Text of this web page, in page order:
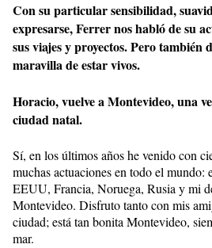
Con su particular sensibilidad,
expresarse, Ferrer nos habló de su
sus viajes y proyectos. Pero también
maravilla de estar vivos.
Horacio, vuelve a Montevideo, una
ciudad natal.
Sí, en los últimos años he venido con
muchas actuaciones en todo el mundo:
EEUU, Francia, Noruega, Rusia y mi
Montevideo. Disfruto tanto con mis
ciudad; está tan bonita Montevideo,
mar.